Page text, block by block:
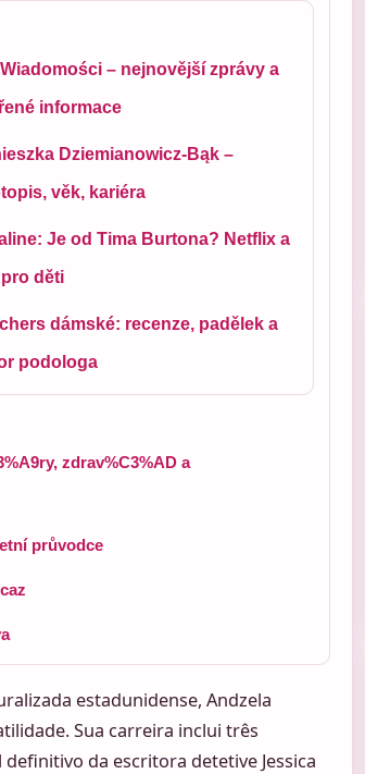
– nejnovější zprávy a
informace
Dziemianowicz-Bąk –
věk, kariéra
Je od Tima Burtona? Netflix a
děti
dámské: recenze, padělek a
podologa
zdrav%C3%AD a
průvodce
estadunidense, Andzela
Sua carreira inclui três
da escritora detetive Jessica